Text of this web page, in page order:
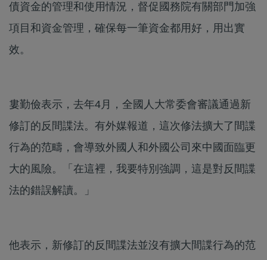
債資金的管理和使用情況，督促國務院有關部門加強
項目和資金管理，確保每一筆資金都用好，用出實
效。
婁勤儉表示，去年4月，全國人大常委會審議通過新
修訂的反間諜法。有外媒報道，這次修法擴大了間諜
行為的范疇，會導致外國人和外國公司來中國面臨更
大的風險。「在這裡，我要特別強調，這是對反間諜
法的錯誤解讀。」
他表示，新修訂的反間諜法並沒有擴大間諜行為的范